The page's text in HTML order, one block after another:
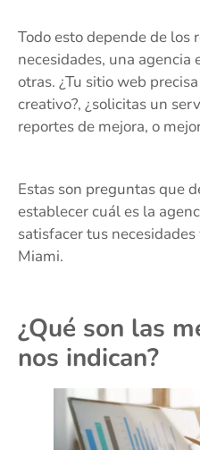
Todo esto depende de los
necesidades, una
otras. ¿Tu sitio web
creativo?, ¿solicitas un
reportes de mejora, o
Estas son preguntas que
establecer cuál es la
satisfacer tus
Miami.
¿Qué son las
nos indican?